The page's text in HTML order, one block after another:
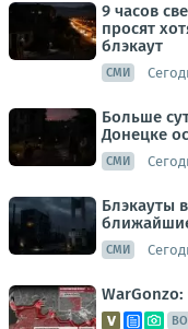
9 часов
просят
блэкаут
СМИ
Больше
Донецке
СМИ
Блэкауты
СМИ